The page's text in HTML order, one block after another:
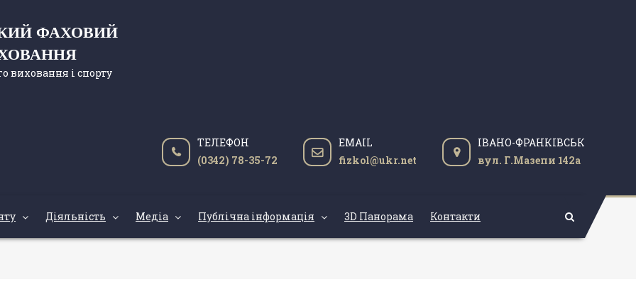
ФАХОВИЙ
виховання і спорту
ТЕЛЕФОН
(0342) 78-35-72
EMAIL
fizkol@ukr.net
ІВАНО-ФРАНКІВСЬК
вул. Г.Мазепи 142а
Діяльність Медіа Публічна інформація 3D Панорама Контакти